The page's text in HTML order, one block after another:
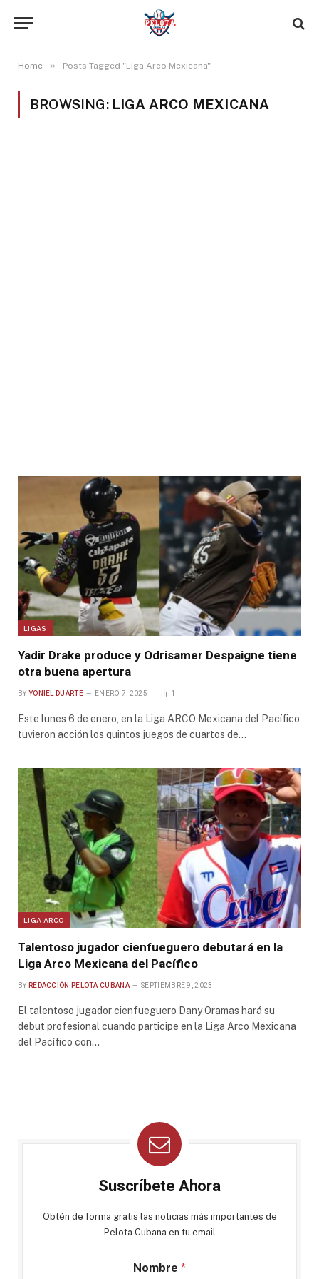
Home » Posts Tagged "Liga Arco Mexicana"
BROWSING: LIGA ARCO MEXICANA
LIGAS
Yadir Drake produce y Odrisamer Despaigne tiene
otra buena apertura
BY YONIEL DUARTE ENERO 7, 2025 1
Este lunes 6 de enero, en la Liga ARCO Mexicana del Pacífico
tuvieron acción los quintos juegos de cuartos de…
LIGA ARCO
Talentoso jugador cienfueguero debutará en la
Liga Arco Mexicana del Pacífico
BY REDACCIÓN PELOTA CUBANA SEPTIEMBRE 9, 2023
El talentoso jugador cienfueguero Dany Oramas hará su
debut profesional cuando participe en la Liga Arco Mexicana
del Pacífico con…
Suscríbete Ahora
Obtén de forma gratis las noticias más importantes de
Pelota Cubana en tu email
Nombre *